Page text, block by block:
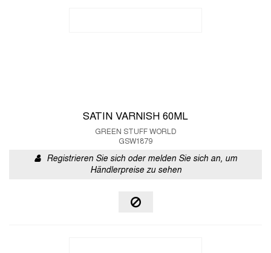
SATIN VARNISH 60ML
GREEN STUFF WORLD
GSW1879
Registrieren Sie sich oder melden Sie sich an, um
Händlerpreise zu sehen